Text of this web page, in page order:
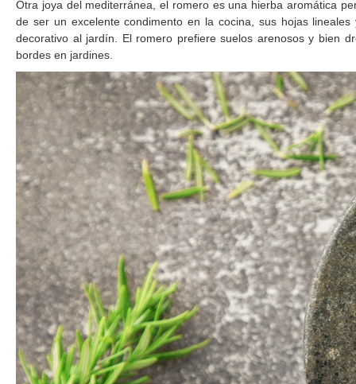
Otra joya del mediterránea, el romero es una hierba aromática
de ser un excelente condimento en la cocina, sus hojas
decorativo al jardín. El romero prefiere suelos arenosos y bien
bordes en jardines.